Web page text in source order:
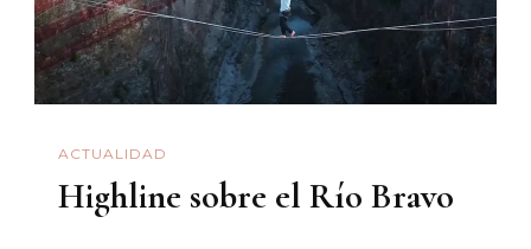
ACTUALIDAD
Highline sobre el Río Bravo